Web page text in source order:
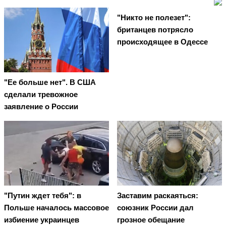
"Ее больше нет". В США
сделали тревожное
заявление о России
"Никто не полезет":
британцев потрясло
происходящее в Одессе
"Путин ждет тебя": в
Польше началось массовое
избиение украинцев
Заставим раскаяться:
союзник России дал
грозное обещание